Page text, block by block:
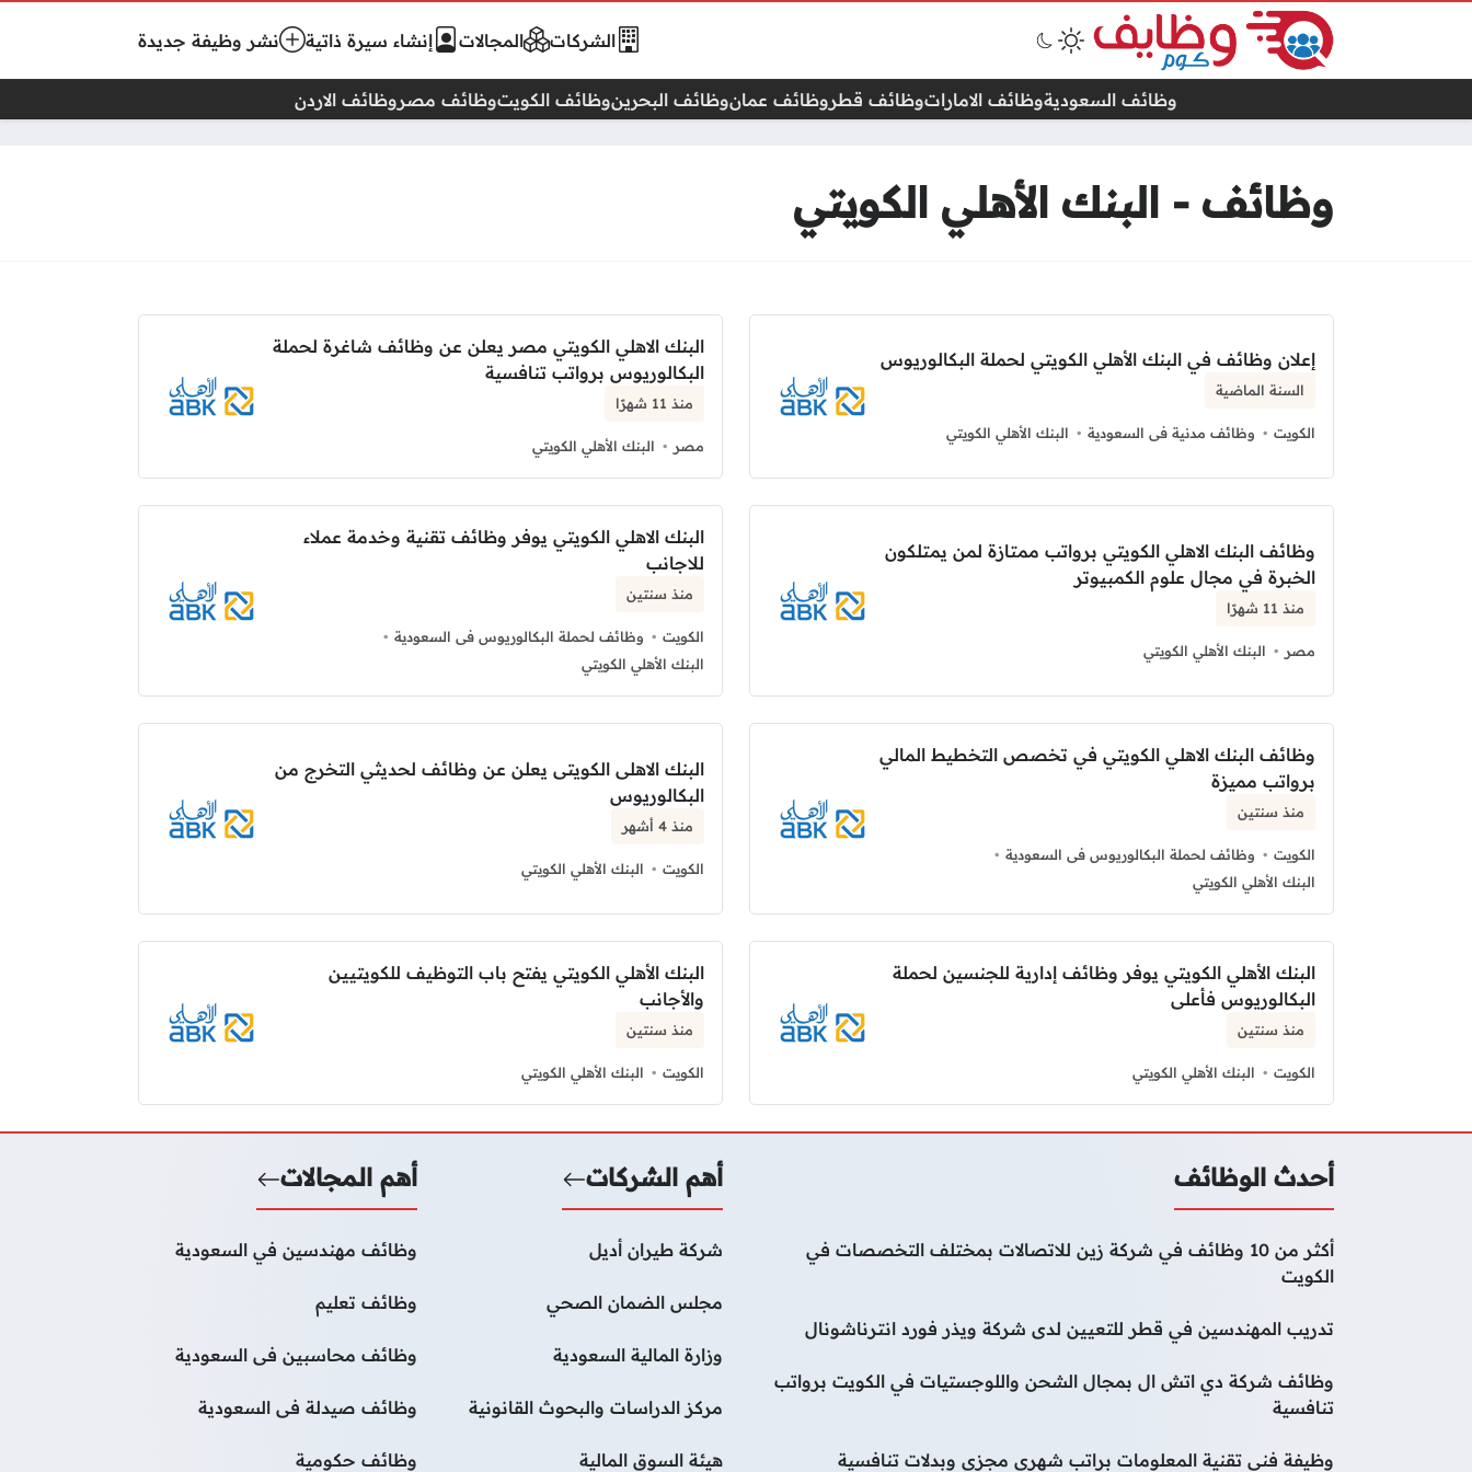
الشركات المجالات إنشاء سيرة ذاتية نشر وظيفة جديدة
وظائف السعوديةوظائف الاماراتوظائف قطروظائف عمانوظائف البحرينوظائف الكويتوظائف مصروظائف الاردن
وظائف - البنك الأهلي الكويتي
إعلان وظائف في البنك الأهلي الكويتي لحملة البكالوريوس
السنة الماضية
الكويت وظائف مدنية فى السعودية البنك الأهلي الكويتي
البنك الاهلي الكويتي مصر يعلن عن وظائف شاغرة لحملة
البكالوريوس برواتب تنافسية
منذ 11 شهرًا
مصر البنك الأهلي الكويتي
وظائف البنك الاهلي الكويتي برواتب ممتازة لمن يمتلكون
الخبرة في مجال علوم الكمبيوتر
منذ 11 شهرًا
مصر البنك الأهلي الكويتي
البنك الاهلي الكويتي يوفر وظائف تقنية وخدمة عملاء
للاجانب
منذ سنتين
الكويت
وظائف لحملة البكالوريوس فى السعودية
البنك الأهلي الكويتي
وظائف البنك الاهلي الكويتي في تخصص التخطيط المالي
برواتب مميزة
منذ سنتين
الكويت
وظائف لحملة البكالوريوس فى السعودية
البنك الأهلي الكويتي
البنك الاهلى الكويتى يعلن عن وظائف لحديثي التخرج من
البكالوريوس
منذ 4 أشهر
الكويت البنك الأهلي الكويتي
البنك الأهلي الكويتي يوفر وظائف إدارية للجنسين لحملة
البكالوريوس فأعلى
منذ سنتين
الكويت البنك الأهلي الكويتي
البنك الأهلي الكويتي يفتح باب التوظيف للكويتيين
والأجانب
منذ سنتين
الكويت البنك الأهلي الكويتي
أحدث الوظائف
أكثر من 10 وظائف في شركة زين للاتصالات بمختلف التخصصات في
الكويت
تدريب المهندسين في قطر للتعيين لدى شركة ويذر فورد انترناشونال
وظائف شركة دي اتش ال بمجال الشحن واللوجستيات في الكويت برواتب
تنافسية
وظيفة فني تقنية المعلومات براتب شهري مجزي وبدلات تنافسية
أهم الشركات
شركة طيران أديل
مجلس الضمان الصحي
وزارة المالية السعودية
مركز الدراسات والبحوث القانونية
هيئة السوق المالية
أهم المجالات
وظائف مهندسين في السعودية
وظائف تعليم
وظائف محاسبين فى السعودية
وظائف صيدلة فى السعودية
وظائف حكومية